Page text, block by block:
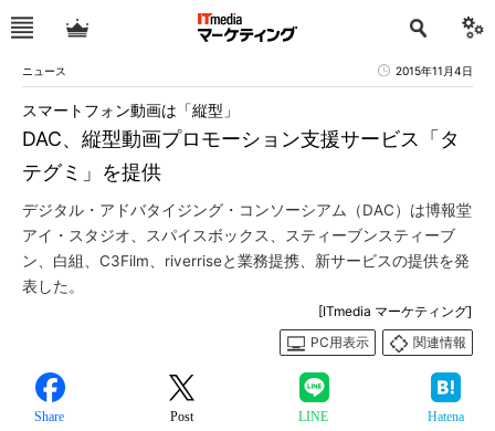
ニュース 2015年11月4日
DAC、縦型動画プロモーション支援サービス「タ
テグミ」を提供
スマートフォン動画は「縦型」
デジタル・アドバタイジング・コンソーシアム（DAC）は博報堂
アイ・スタジオ、スパイスボックス、スティーブンスティーブ
ン、白組、C3Film、riverriseと業務提携、新サービスの提供を発
表した。
[ITmedia マーケティング]
PC用表示
関連情報
Share Post LINE Hatena